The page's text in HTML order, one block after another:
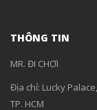
THÔNG TIN
MR. ĐI CHƠI
Địa chỉ: Lucky
TP. HCM